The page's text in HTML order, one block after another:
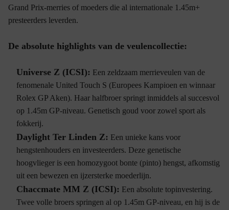
Grand Prix-merries of moeders die al internationale 1.45m+
presteerders leverden.
De absolute highlights van de veulencollectie:
Universe Z (ICSI): Een zeldzaam merrieveulen van de
fenomenale United Touch S (Europees Kampioen en winnaar
Rolex GP Aken). Haar halfbroer springt inmiddels al succesvol
op 1.45m GP-niveau. Genetisch goud voor zowel sport als
fokkerij.
Daylight Ter Linden Z: Een unieke kans voor
hengstenhouders en investeerders. Deze genetische
hoogvlieger is een homozygoot bonte (pinto) hengst, afkomstig
uit een bewezen en ijzersterke moederlijn.
Chaccmate MM Z (ICSI): Een absolute topinvestering.
Twee volle broers springen al op 1.45m GP-niveau, en hij is de